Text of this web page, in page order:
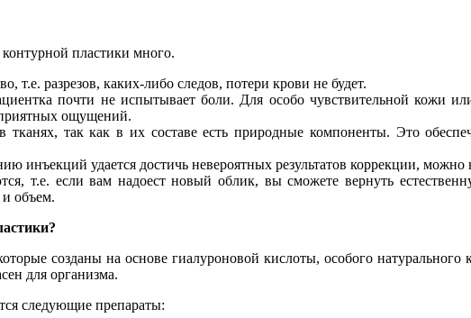
пластики много.
т.е. разрезов, каких-либо следов, потери крови не будет.
почти не испытывает боли. Для особо чувствительной кожи
ощущений.
так как в их составе есть природные компоненты. Это
инъекций удается достичь невероятных результатов коррекции,
т.е. если вам надоест новый облик, вы сможете вернуть
и объем.
созданы на основе гиалуроновой кислоты, особого
для организма.
следующие препараты: